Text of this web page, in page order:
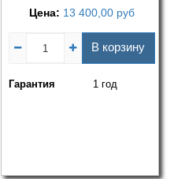
Цена: 13 400,00 руб
В корзину
Гарантия 1 год